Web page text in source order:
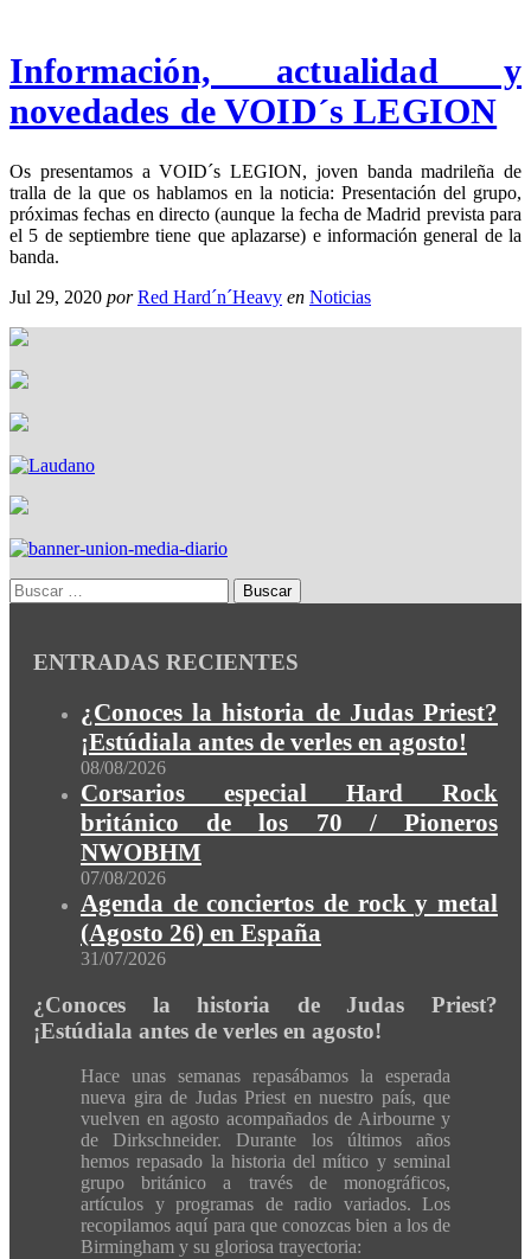
Información, actualidad y
novedades de VOID´s LEGION
Os presentamos a VOID´s LEGION, joven banda madrileña de
tralla de la que os hablamos en la noticia: Presentación del grupo,
próximas fechas en directo (aunque la fecha de Madrid prevista para
el 5 de septiembre tiene que aplazarse) e información general de la
banda.
Jul 29, 2020 por Red Hard´n´Heavy en Noticias
ENTRADAS RECIENTES
¿Conoces la historia de Judas Priest?
¡Estúdiala antes de verles en agosto!
08/08/2026
Corsarios especial Hard Rock
británico de los 70 / Pioneros
NWOBHM
07/08/2026
Agenda de conciertos de rock y metal
(Agosto 26) en España
31/07/2026
¿Conoces la historia de Judas Priest?
¡Estúdiala antes de verles en agosto!
Hace unas semanas repasábamos la esperada
nueva gira de Judas Priest en nuestro país, que
vuelven en agosto acompañados de Airbourne y
de Dirkschneider. Durante los últimos años
hemos repasado la historia del mítico y seminal
grupo británico a través de monográficos,
artículos y programas de radio variados. Los
recopilamos aquí para que conozcas bien a los de
Birmingham y su gloriosa trayectoria: